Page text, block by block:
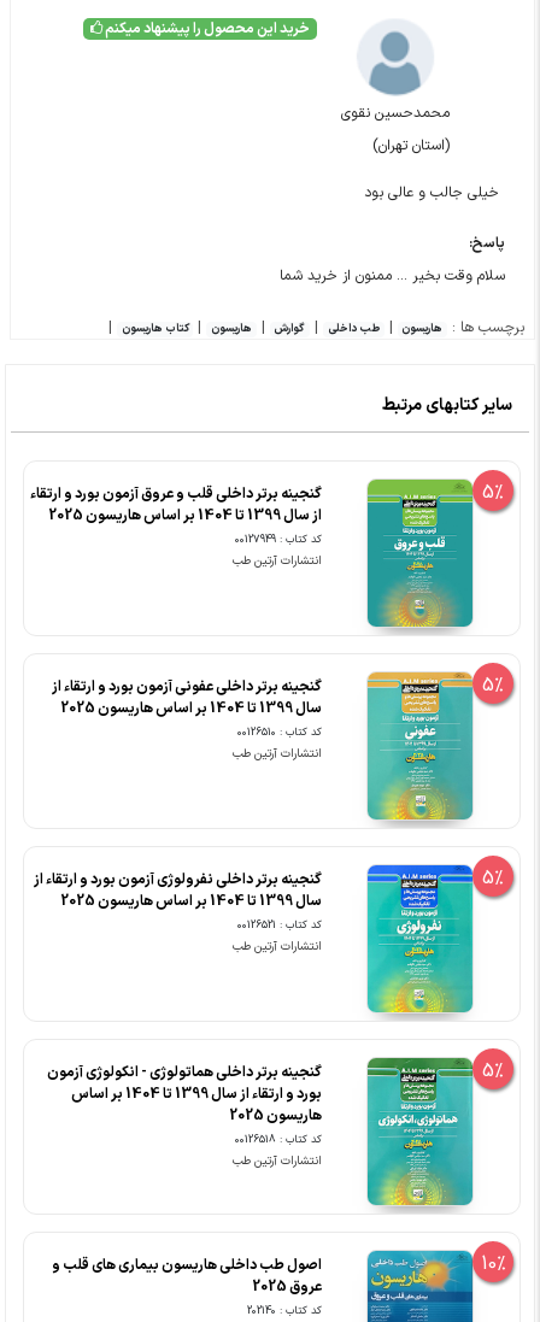
محمدحسین نقوی
(استان تهران)
خرید این محصول را پیشنهاد میکنم
خیلی جالب و عالی بود
پاسخ:
سلام وقت بخیر ... ممنون از خرید شما
برچسب ها : هاریسون | طب داخلی | گوارش | هاریسون | کتاب هاریسون |
سایر کتابهای مرتبط
5%
گنجینه برتر داخلی قلب و عروق آزمون بورد و ارتقاء
از سال 1399 تا 1404 بر اساس هاریسون 2025
کد کتاب : 00127949
انتشارات آرتین طب
5%
گنجینه برتر داخلی عفونی آزمون بورد و ارتقاء از
سال 1399 تا 1404 بر اساس هاریسون 2025
کد کتاب : 00126510
انتشارات آرتین طب
5%
گنجینه برتر داخلی نفرولوژی آزمون بورد و ارتقاء از
سال 1399 تا 1404 بر اساس هاریسون 2025
کد کتاب : 00126521
انتشارات آرتین طب
5%
گنجینه برتر داخلی هماتولوژی - انکولوژی آزمون
بورد و ارتقاء از سال 1399 تا 1404 بر اساس
هاریسون 2025
کد کتاب : 00126518
انتشارات آرتین طب
10%
اصول طب داخلی هاریسون بیماری های قلب و
عروق 2025
کد کتاب : 202140